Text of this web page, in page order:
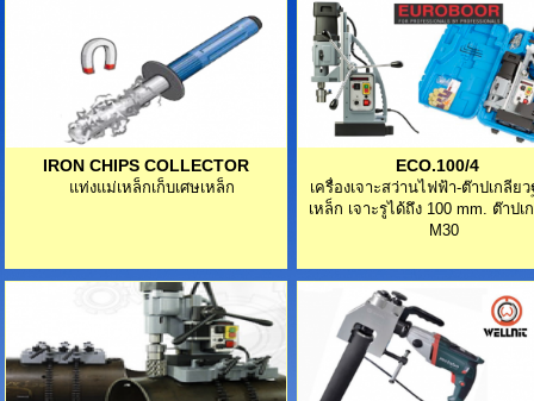
IRON CHIPS COLLECTOR
แท่งแม่เหล็กเก็บเศษเหล็ก
ECO.100/4
เครื่องเจาะสว่านไฟฟ้า-ต๊าปเกลีย
เหล็ก เจาะรูได้ถึง 100 mm. ต๊าปเ
M30